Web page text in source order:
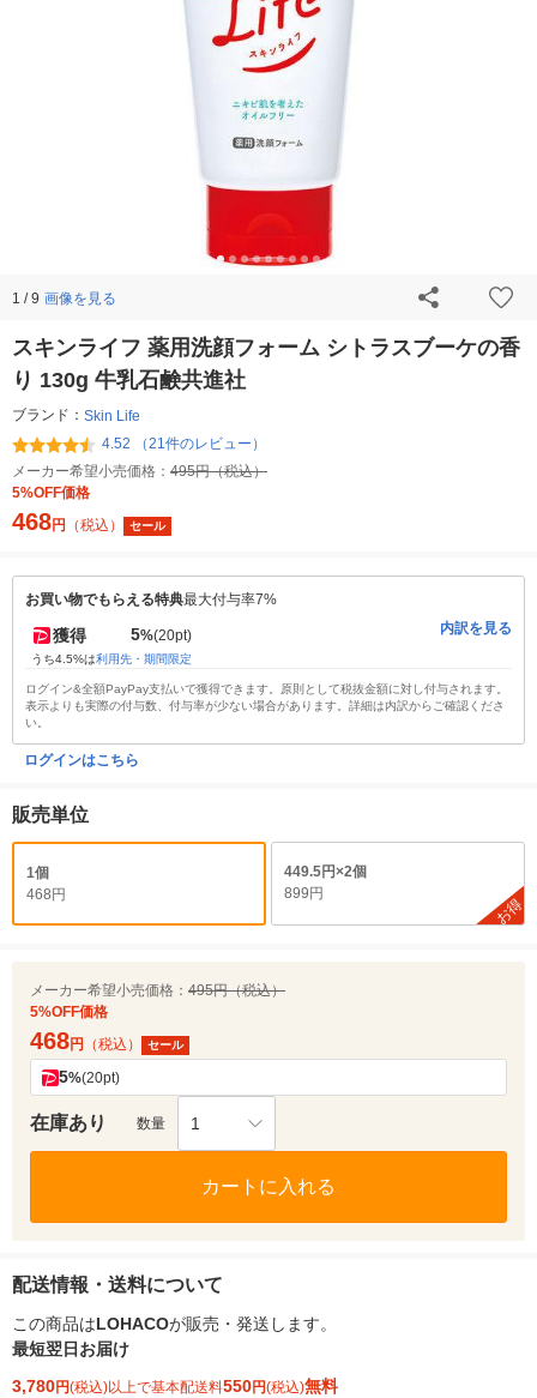
1 / 9 画像を見る
スキンライフ 薬用洗顔フォーム シトラスブーケの香
り 130g 牛乳石鹸共進社
ブランド： Skin Life
4.52 （21件のレビュー）
メーカー希望小売価格： 495円（税込）
5%OFF価格
468円 （税込） セール
お買い物でもらえる特典最大付与率7%
獲得 5%(20pt)
うち4.5%は利用先・期間限定
内訳を見る
ログイン&全額PayPay支払いで獲得できます。原則として税抜金額に対し付与されます。
表示よりも実際の付与数、付与率が少ない場合があります。詳細は内訳からご確認くださ
い。
ログインはこちら
販売単位
1個
468円
449.5円×2個
899円
お得
メーカー希望小売価格： 495円（税込）
5%OFF価格
468円 （税込） セール
5%(20pt)
在庫あり 数量 1
カートに入れる
配送情報・送料について
この商品はLOHACOが販売・発送します。
最短翌日お届け
3,780円(税込)以上で基本配送料550円(税込)無料